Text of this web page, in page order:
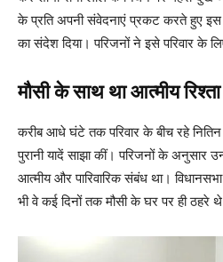
के प्रति अपनी संवेदनाएं प्रकट करते हुए
का संदेश दिया। परिजनों ने इसे परिवार के
मौसी के साथ था आत्मीय रिश्ता
करीब आधे घंटे तक परिवार के बीच रहे
पुरानी यादें साझा कीं। परिजनों के अनुसार
आत्मीय और पारिवारिक संबंध था।
भी वे कई दिनों तक मौसी के घर पर ही ठहरे